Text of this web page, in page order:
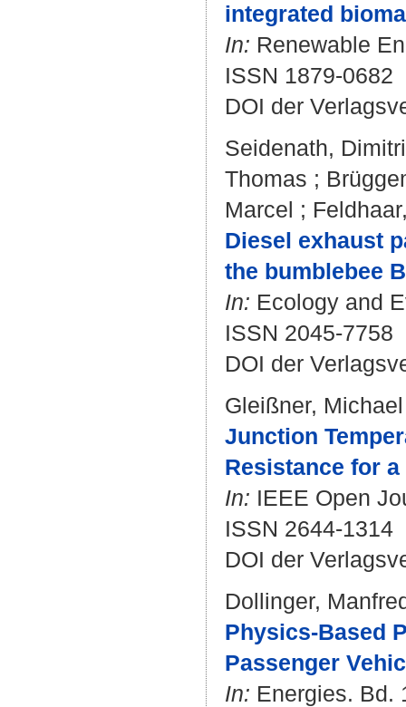
integrated
In: Renewable
ISSN 1879-0682
DOI der
Seidenath, Dimitri
Thomas ;
Marcel ;
Diesel exhaust
the bumblebee
In: Ecology and
ISSN 2045-7758
DOI der
Gleißner, Michael
Junction
Resistance for
In: IEEE Open
ISSN 2644-1314
DOI der
Dollinger,
Physics-Based
Passenger
In: Energies. Bd.